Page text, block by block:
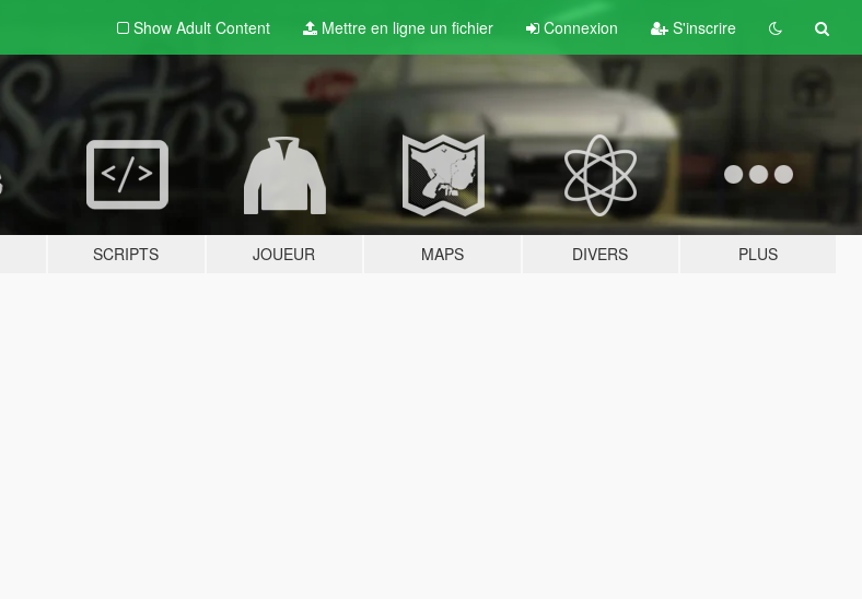
Show Adult Content Mettre en ligne un fichier Connexion S'inscrire
SCRIPTS JOUEUR MAPS DIVERS PLUS